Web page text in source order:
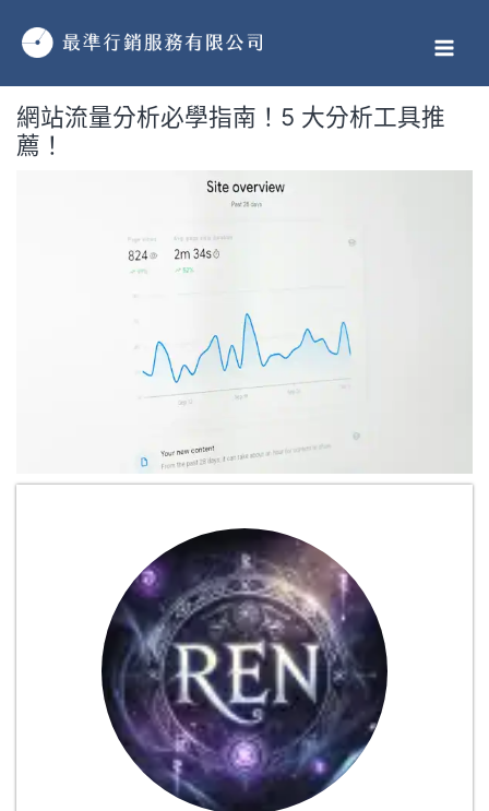
網站流量分析必學指南！5 大分析工具推
薦！